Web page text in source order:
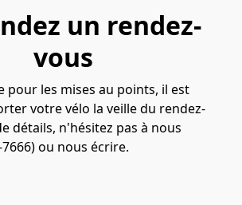
un rendez-
vous
pour les mises au points, il est
votre vélo la veille du rendez-
détails, n'hésitez pas à nous
ou nous écrire.